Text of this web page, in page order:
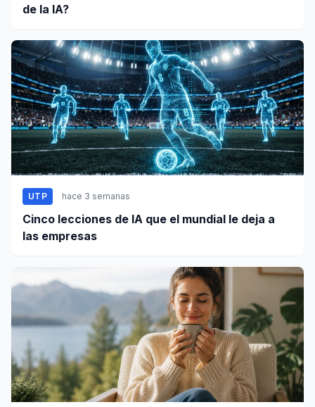
de la IA?
UTP hace 3 semanas
Cinco lecciones de IA que el mundial le deja a
las empresas